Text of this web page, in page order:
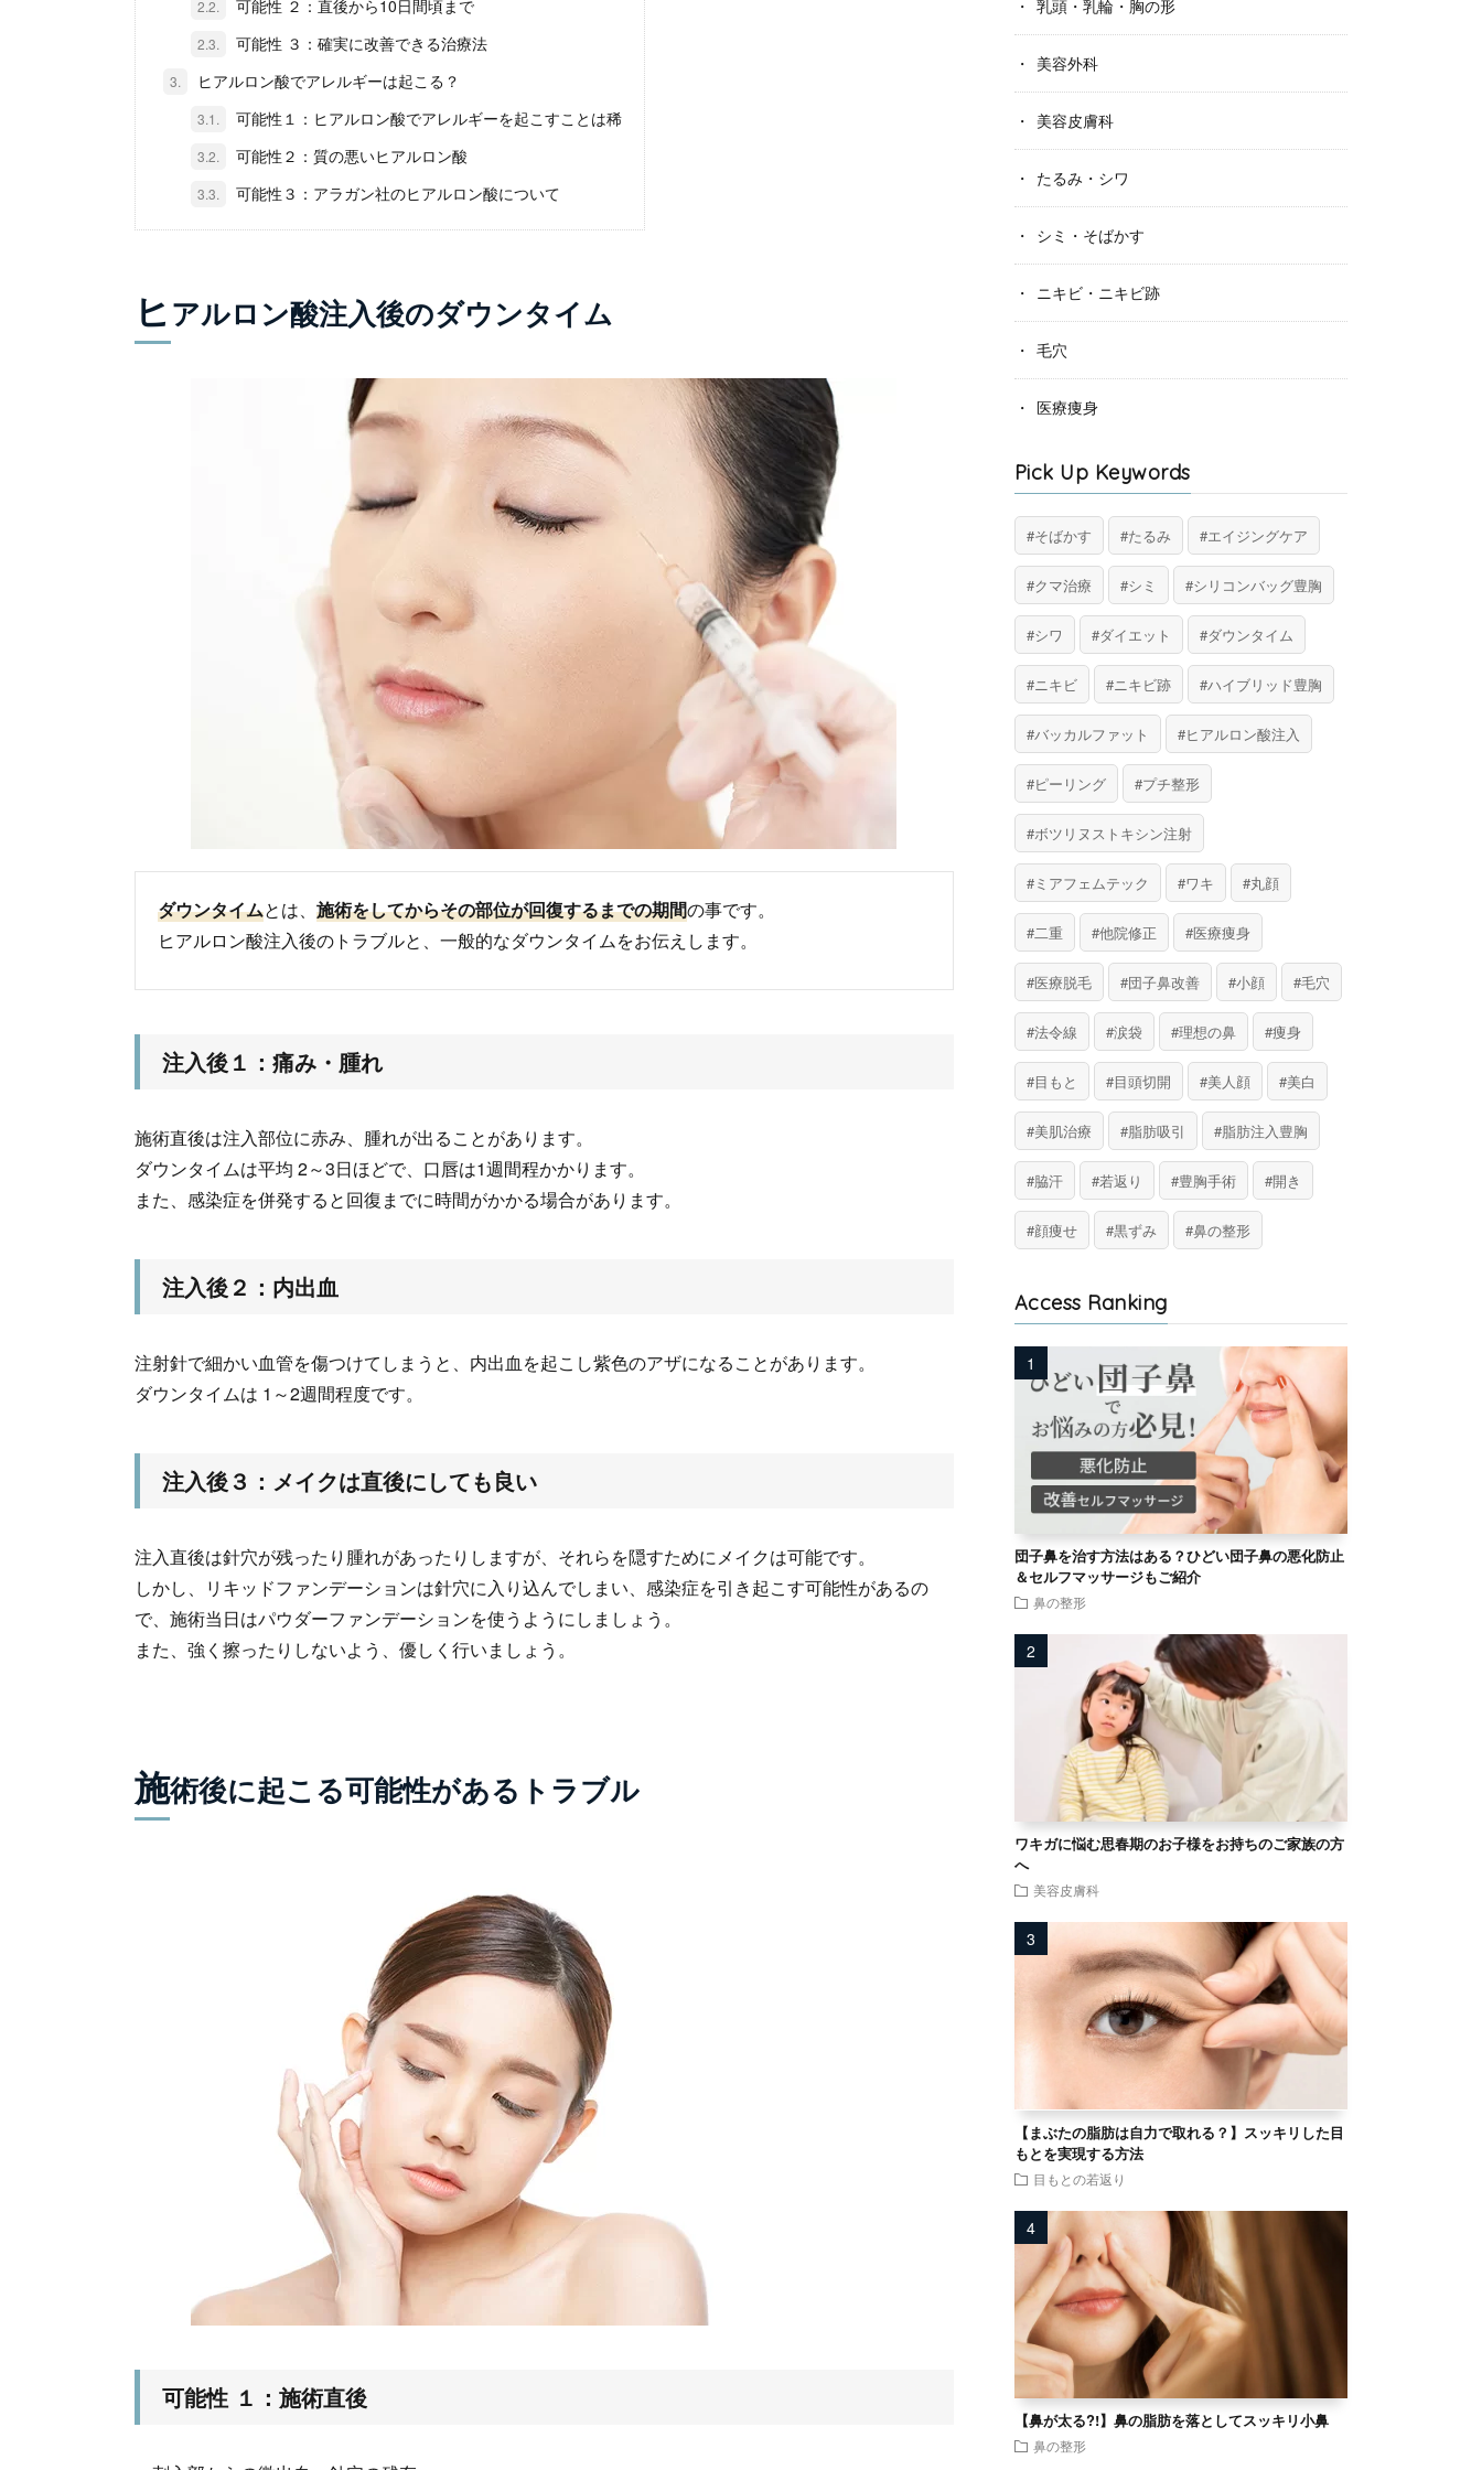
2.2. 可能性 ２：直後から10日間頃まで
2.3. 可能性 ３：確実に改善できる治療法
3. ヒアルロン酸でアレルギーは起こる？
3.1. 可能性１：ヒアルロン酸でアレルギーを起こすことは稀
3.2. 可能性２：質の悪いヒアルロン酸
3.3. 可能性３：アラガン社のヒアルロン酸について
ヒアルロン酸注入後のダウンタイム
ダウンタイムとは、 施術をしてからその部位が回復するまでの期間の事です。
ヒアルロン酸注入後のトラブルと、一般的なダウンタイムをお伝えします。
注入後１：痛み・腫れ
施術直後は注入部位に赤み、腫れが出ることがあります。
ダウンタイムは平均 2～3日ほどで、口唇は1週間程かかります。
また、感染症を併発すると回復までに時間がかかる場合があります。
注入後２：内出血
注射針で細かい血管を傷つけてしまうと、内出血を起こし紫色のアザになることがあります。
ダウンタイムは 1～2週間程度です。
注入後３：メイクは直後にしても良い
注入直後は針穴が残ったり腫れがあったりしますが、それらを隠すためにメイクは可能です。
しかし、リキッドファンデーションは針穴に入り込んでしまい、感染症を引き起こす可能性があるの
で、施術当日はパウダーファンデーションを使うようにしましょう。
また、強く擦ったりしないよう、優しく行いましょう。
施術後に起こる可能性があるトラブル
可能性 １：施術直後
乳頭・乳輪・胸の形
美容外科
美容皮膚科
たるみ・シワ
シミ・そばかす
ニキビ・ニキビ跡
毛穴
医療痩身
Pick Up Keywords
そばかす たるみ エイジングケア
クマ治療 シミ シリコンバッグ豊胸
シワ ダイエット ダウンタイム
ニキビ ニキビ跡 ハイブリッド豊胸
バッカルファット ヒアルロン酸注入
ピーリング プチ整形
ボツリヌストキシン注射
ミアフェムテック ワキ 丸顔
二重 他院修正 医療痩身
医療脱毛 団子鼻改善 小顔 毛穴
法令線 涙袋 理想の鼻 痩身
目もと 目頭切開 美人顔 美白
美肌治療 脂肪吸引 脂肪注入豊胸
脇汗 若返り 豊胸手術 開き
顔痩せ 黒ずみ 鼻の整形
Access Ranking
団子鼻を治す方法はある？ひどい団子鼻の悪化防止
＆セルフマッサージもご紹介
鼻の整形
ワキガに悩む思春期のお子様をお持ちのご家族の方
へ
美容皮膚科
【まぶたの脂肪は自力で取れる？】スッキリした目
もとを実現する方法
目もとの若返り
【鼻が太る?!】鼻の脂肪を落としてスッキリ小鼻
鼻の整形